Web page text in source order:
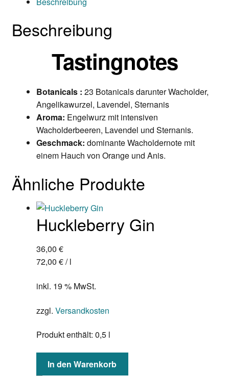
Beschreibung
Tastingnotes
Botanicals : 23 Botanicals darunter Wacholder,
Angelikawurzel, Lavendel, Sternanis
Aroma: Engelwurz mit intensiven
Wacholderbeeren, Lavendel und Sternanis.
Geschmack: dominante Wacholdernote mit
einem Hauch von Orange und Anis.
Ähnliche Produkte
Huckleberry Gin
36,00 €
72,00 €/l
inkl. 19 % MwSt.
zzgl. Versandkosten
Produkt enthält: 0,5 l
In den Warenkorb